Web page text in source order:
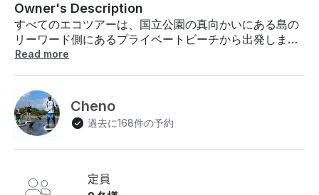
Owner's Description
すべてのエコツアーは、国立公園の真向かいにある島の
リーワード側にあるプライベートビーチから出発しま
す。ツアーは満潮前後に開催されるため、行きたい日に
2時間ツアーは、大人1人あたり115ドル、8歳以下の子供1
人あたり90ドルで、赤ちゃんサメ、カメ、アカエイ、さ
まざまな群れ魚などの幼い海洋生物を見ることを期待し
でくつろいだり泳いだりできるビーチストップも含まれ
ています。料金は大人1人あたり130ドル、8歳以下の子
Read more
Cheno
過去に168件の予約
定員